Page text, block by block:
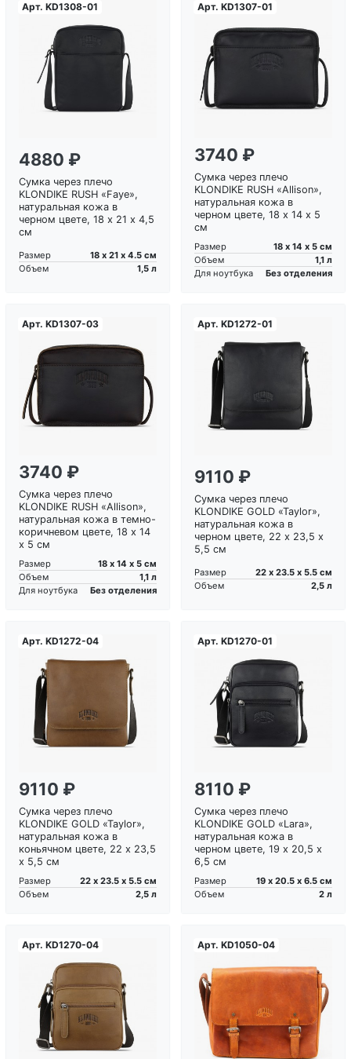
Арт. KD1308-01
4880 ₽
Сумка через плечо
KLONDIKE RUSH «Faye»,
натуральная кожа в
черном цвете, 18 х 21 х 4,5
см
Размер
18 х 21 х 4.5 см
Объем
1,5 л
Арт. KD1307-01
Загрузка...
3740 ₽
Сумка через плечо
KLONDIKE RUSH «Allison»,
натуральная кожа в
черном цвете, 18 х 14 х 5
см
Размер
18 х 14 х 5 см
Объем
1,1 л
Для ноутбука
Без отделения
Арт. KD1307-03
Загрузка...
3740 ₽
Сумка через плечо
KLONDIKE RUSH «Allison»,
натуральная кожа в темно-
коричневом цвете, 18 х 14
х 5 см
Размер
18 х 14 х 5 см
Объем
1,1 л
Для ноутбука
Без отделения
Арт. KD1272-01
9110 ₽
Сумка через плечо
KLONDIKE GOLD «Taylor»,
натуральная кожа в
черном цвете, 22 х 23,5 х
5,5 см
Размер
22 х 23.5 х 5.5 см
Объем
2,5 л
Арт. KD1272-04
9110 ₽
Сумка через плечо
KLONDIKE GOLD «Taylor»,
натуральная кожа в
коньячном цвете, 22 х 23,5
х 5,5 см
Размер
22 х 23.5 х 5.5 см
Объем
2,5 л
Арт. KD1270-01
Загрузка...
8110 ₽
Сумка через плечо
KLONDIKE GOLD «Lara»,
натуральная кожа в
черном цвете, 19 х 20,5 х
6,5 см
Размер
19 х 20.5 х 6.5 см
Объем
2 л
Арт. KD1270-04
Загрузка...
Арт. KD1050-04